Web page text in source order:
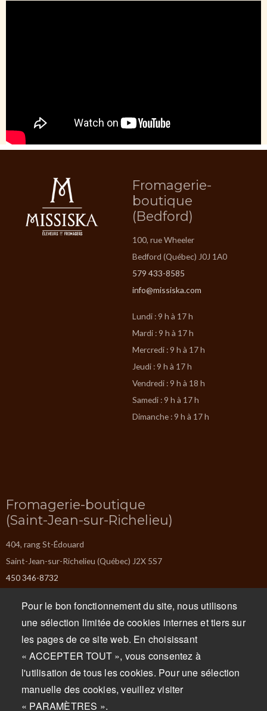
Fromagerie-
boutique
(Bedford)
100, rue Wheeler
Bedford (Québec) J0J 1A0
579 433-8585
info@missiska.com
Lundi : 9 h à 17 h
Mardi : 9 h à 17 h
Mercredi : 9 h à 17 h
Jeudi : 9 h à 17 h
Vendredi : 9 h à 18 h
Samedi : 9 h à 17 h
Dimanche : 9 h à 17 h
Fromagerie-boutique
(Saint-Jean-sur-Richelieu)
404, rang St-Édouard
Saint-Jean-sur-Richelieu (Québec) J2X 5S7
450 346-8732
Lundi : Fermé
Mardi : Fermé
Mercredi : 9 h à 17 h
Jeudi : 9 h à 17 h
Vendredi : 9 h à 17 h
Samedi : 9 h à 17 h
Pour le bon fonctionnement du site, nous utilisons
une sélection limitée de cookies internes et tiers sur
les pages de ce site web. En choisissant
« ACCEPTER TOUT », vous consentez à
l'utilisation de tous les cookies. Pour une sélection
manuelle des cookies, veuillez visiter
« PARAMÈTRES ».